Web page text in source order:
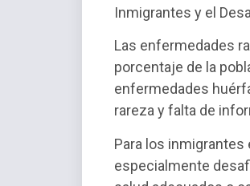
Inmigrantes y el
Las enfermedades
porcentaje de la
enfermedades
rareza y falta de
Para los
especialmente